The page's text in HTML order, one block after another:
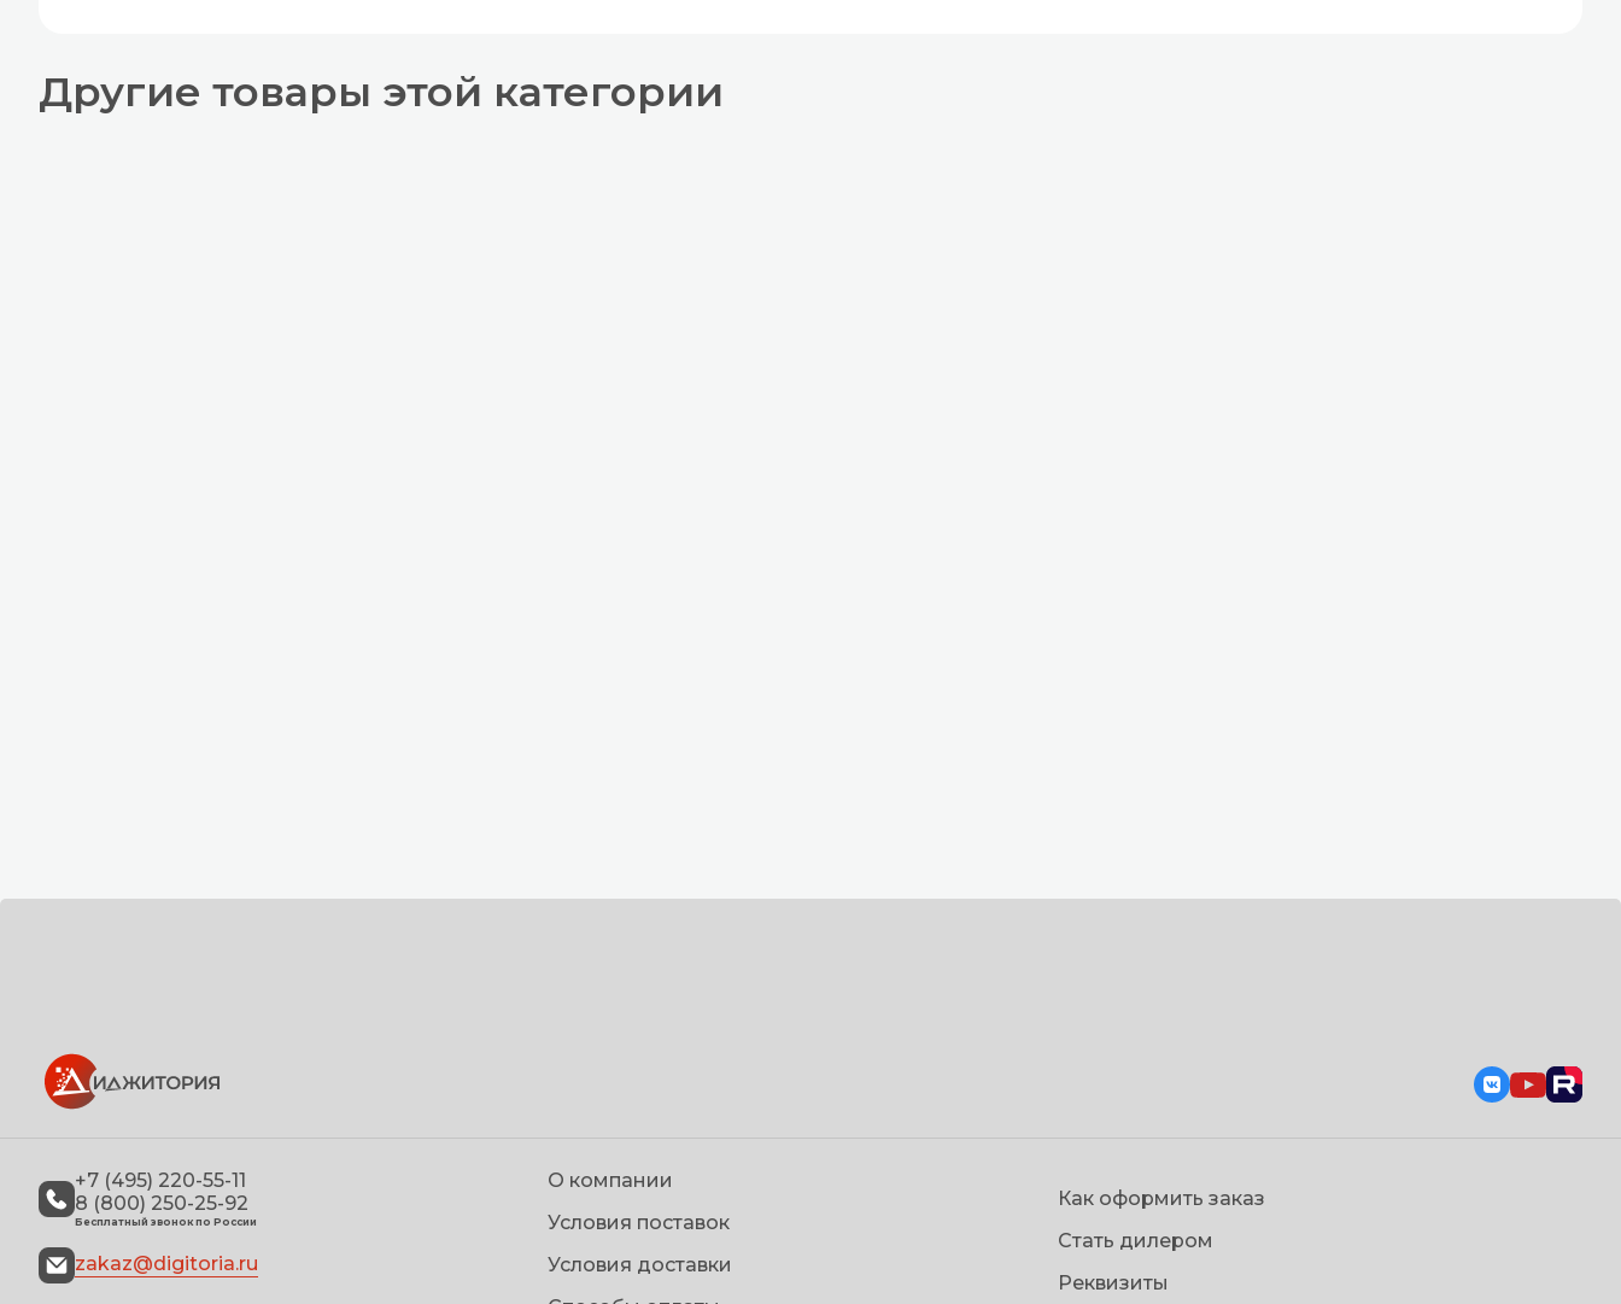
Другие товары этой категории
+7 (495) 220-55-11
8 (800) 250-25-92
Бесплатный звонок по России
zakaz@digitoria.ru
О компании
Условия поставок
Условия доставки
Как оформить заказ
Стать дилером
Реквизиты